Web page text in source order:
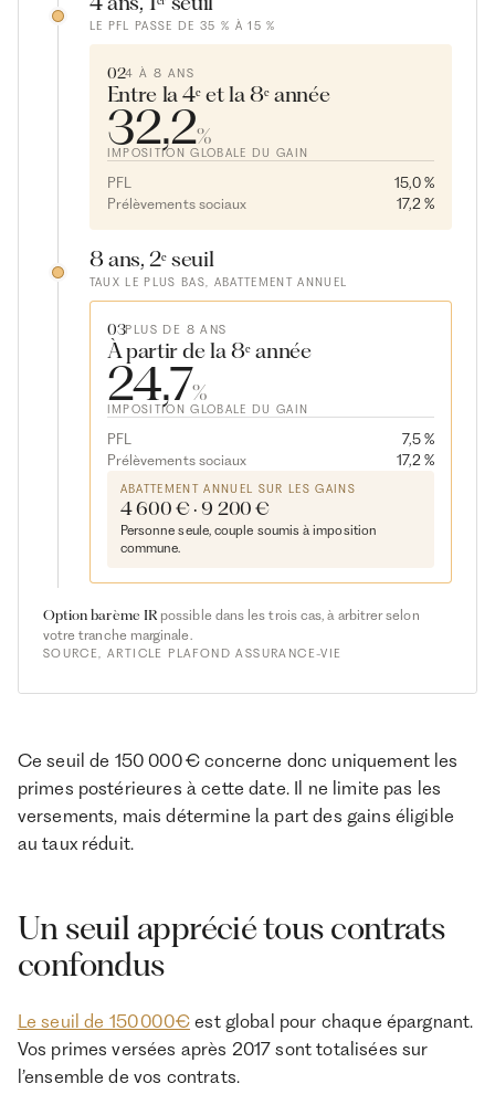
LE PFL PASSE DE 35 % À 15 %
024 À 8 ANS
Entre la 4ᵉ et la 8ᵉ année
32,2%
IMPOSITION GLOBALE DU GAIN
PFL
15,0 %
Prélèvements sociaux
17,2 %
8 ans, 2ᵉ seuil
TAUX LE PLUS BAS, ABATTEMENT ANNUEL
03PLUS DE 8 ANS
À partir de la 8ᵉ année
24,7%
IMPOSITION GLOBALE DU GAIN
PFL
7,5 %
Prélèvements sociaux
17,2 %
ABATTEMENT ANNUEL SUR LES GAINS
4 600 € · 9 200 €
Personne seule, couple soumis à imposition
commune.
Option barème IR possible dans les trois cas, à arbitrer selon
votre tranche marginale.
SOURCE, ARTICLE PLAFOND ASSURANCE-VIE
Ce seuil de 150 000 € concerne donc uniquement les
primes postérieures à cette date. Il ne limite pas les
versements, mais détermine la part des gains éligible
au taux réduit.
Un seuil apprécié tous contrats
confondus
Le seuil de 150 000 € est global pour chaque épargnant.
Vos primes versées après 2017 sont totalisées sur
l’ensemble de vos contrats.